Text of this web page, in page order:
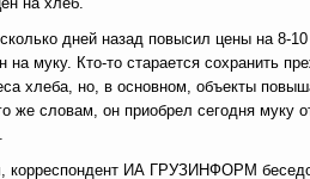
дней назад повысил цены на 8-
на муку. Кто-то старается сохранить
хлеба, но, в основном, объекты
же словам, он приобрел сегодня муку
корреспондент ИА ГРУЗИНФОРМ